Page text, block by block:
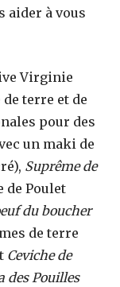
aider à vous
Virginie
terre et de
pour des
un maki de
Suprême de
de Poulet
du boucher
de terre
Ceviche de
des Pouilles